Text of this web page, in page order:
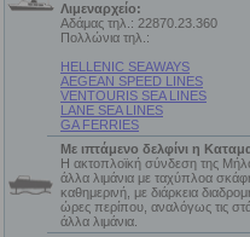
Λιμεναρχείο:
Αδάμας τηλ.: 22870.23.360
Πολλώνια τηλ.:
HELLENIC SEAWAYS
AEGEAN SPEED LINES
VENTOURIS SEA LINES
LANE SEA LINES
GA FERRIES
Με ιπτάμενο δελφίνι η
Η ακτοπλοϊκή σύνδεση της
άλλα λιμάνια με ταχύπλοα
καθημερινή, με διάρκεια
ώρες περίπου, αναλόγως τις
άλλα λιμάνια.